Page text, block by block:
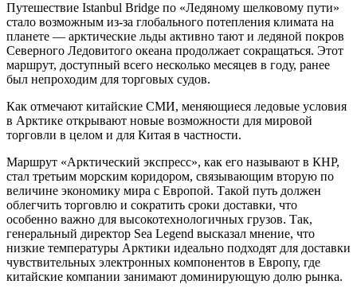
Путешествие Istanbul Bridge по «Ледяному шелковому пути»
стало возможным из-за глобального потепления климата на
планете — арктические льды активно тают и ледяной покров
Северного Ледовитого океана продолжает сокращаться. Этот
маршрут, доступный всего несколько месяцев в году, ранее
был непроходим для торговых судов.
Как отмечают китайские СМИ, меняющиеся ледовые условия
в Арктике открывают новые возможности для мировой
торговли в целом и для Китая в частности.
Маршрут «Арктический экспресс», как его называют в КНР,
стал третьим морским коридором, связывающим вторую по
величине экономику мира с Европой. Такой путь должен
облегчить торговлю и сократить сроки доставки, что
особенно важно для высокотехнологичных грузов. Так,
генеральный директор Sea Legend высказал мнение, что
низкие температуры Арктики идеально подходят для доставки
чувствительных электронных компонентов в Европу, где
китайские компании занимают доминирующую долю рынка.